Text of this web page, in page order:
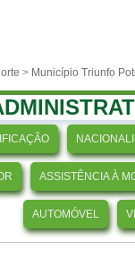
> Município Triunfo
ASSISTÊNCIA À
AUTOMÓVEL